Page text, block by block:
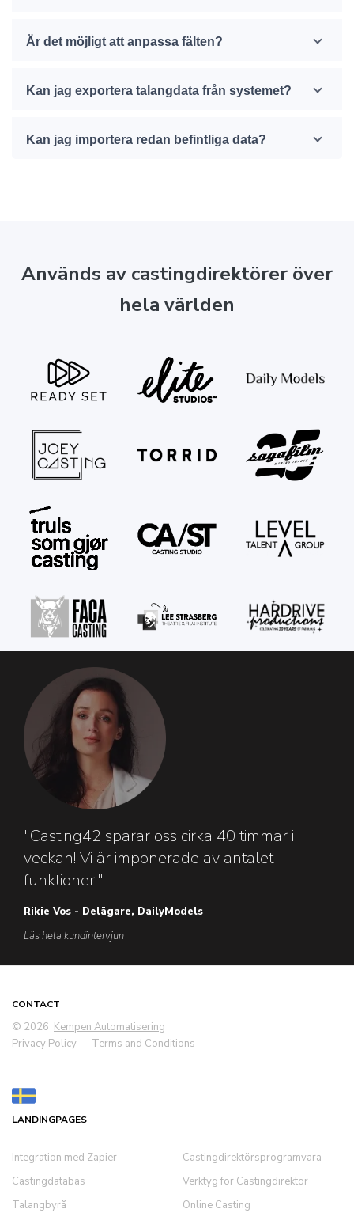
Är det möjligt att anpassa fälten?
Kan jag exportera talangdata från systemet?
Kan jag importera redan befintliga data?
Används av castingdirektörer över
hela världen
"Casting42 sparar oss cirka 40 timmar i
veckan! Vi är imponerade av antalet
funktioner!"
Rikie Vos - Delägare, DailyModels
Läs hela kundintervjun
CONTACT
© 2026 Kempen Automatisering
Privacy Policy
Terms and Conditions
LANDINGPAGES
Integration med Zapier
Castingdatabas
Talangbyrå
Castingdirektörsprogramvara
Verktyg för Castingdirektör
Online Casting